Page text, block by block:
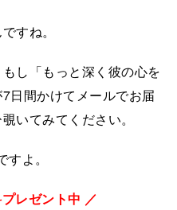
すね。
し「もっと深く彼の心を
日間かけてメールでお届
いてみてください。
よ。
レゼント中 ／